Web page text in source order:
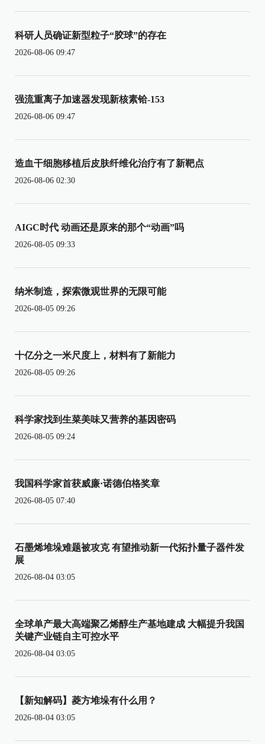
科研人员确证新型粒子“胶球”的存在
2026-08-06 09:47
强流重离子加速器发现新核素铪-153
2026-08-06 09:47
造血干细胞移植后皮肤纤维化治疗有了新靶点
2026-08-06 02:30
AIGC时代 动画还是原来的那个“动画”吗
2026-08-05 09:33
纳米制造，探索微观世界的无限可能
2026-08-05 09:26
十亿分之一米尺度上，材料有了新能力
2026-08-05 09:26
科学家找到生菜美味又营养的基因密码
2026-08-05 09:24
我国科学家首获威廉·诺德伯格奖章
2026-08-05 07:40
石墨烯堆垛难题被攻克 有望推动新一代拓扑量子器件发
展
2026-08-04 03:05
全球单产最大高端聚乙烯醇生产基地建成 大幅提升我国
关键产业链自主可控水平
2026-08-04 03:05
【新知解码】菱方堆垛有什么用？
2026-08-04 03:05